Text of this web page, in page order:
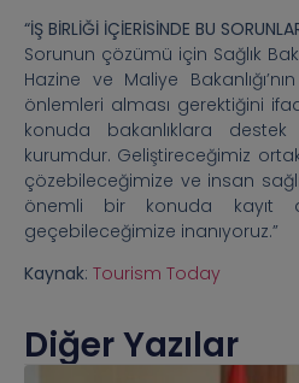
“İŞ BİRLİĞİ İÇİERİSİNDE BU
Sorunun çözümü için Sağlık
Hazine ve Maliye
önlemleri alması gerektiğini
konuda bakanlıklara
kurumdur. Geliştireceğimiz
çözebileceğimize ve insan
önemli bir konuda kayıt
geçebileceğimize inanıyoruz.”
Kaynak: Tourism Today
Diğer Yazılar